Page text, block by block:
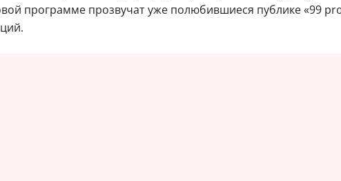
программе прозвучат уже полюбившиеся публике «99